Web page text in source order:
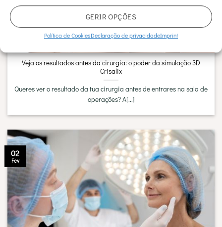
GERIR OPÇÕES
Política de CookiesDeclaração de privacidadeImprint
Veja os resultados antes da cirurgia: o poder da simulação 3D
Crisalix
Queres ver o resultado da tua cirurgia antes de entrares na sala de
operações? A[...]
02
Fev